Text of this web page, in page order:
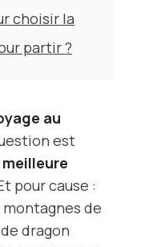
choisir la
partir ?
au
est
pour cause :
montagnes de
dragon